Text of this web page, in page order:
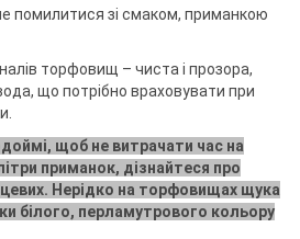
помилитися зі смаком, приманкою
торфовищ – чиста і прозора,
що потрібно враховувати при
щоб не витрачати час на
приманок, дізнайтеся про
Нерідко на торфовищах щука
білого, перламутрового кольору